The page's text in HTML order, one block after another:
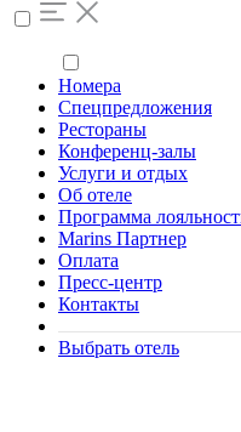
Номера
Спецпредложения
Рестораны
Конференц-залы
Услуги и отдых
Об отеле
Программа
Marins Партнер
Оплата
Пресс-центр
Контакты
Выбрать отель